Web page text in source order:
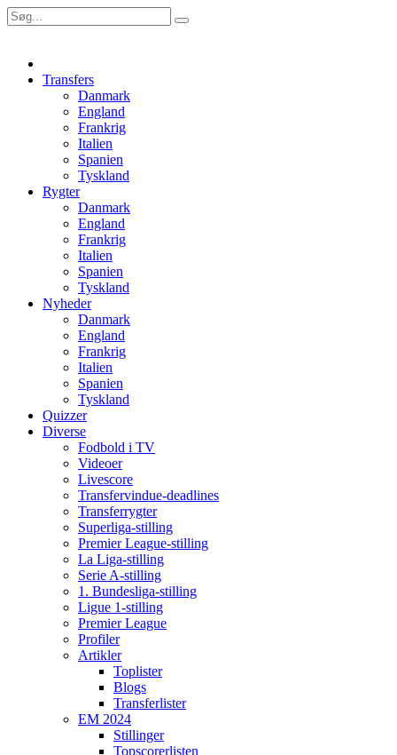
Transfers
Danmark
England
Frankrig
Italien
Spanien
Tyskland
Rygter
Danmark
England
Frankrig
Italien
Spanien
Tyskland
Nyheder
Danmark
England
Frankrig
Italien
Spanien
Tyskland
Quizzer
Diverse
Fodbold i TV
Videoer
Livescore
Transfervindue-deadlines
Transferrygter
Superliga-stilling
Premier League-stilling
La Liga-stilling
Serie A-stilling
1. Bundesliga-stilling
Ligue 1-stilling
Premier League
Profiler
Artikler
Toplister
Blogs
Transferlister
EM 2024
Stillinger
Topscorerlisten